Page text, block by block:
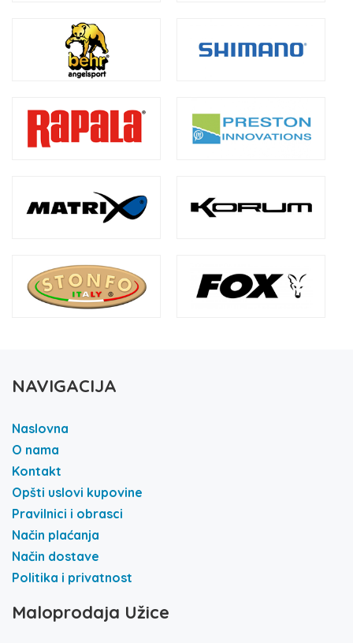
NAVIGACIJA
Naslovna
O nama
Kontakt
Opšti uslovi kupovine
Pravilnici i obrasci
Način plaćanja
Način dostave
Politika i privatnost
Maloprodaja Užice